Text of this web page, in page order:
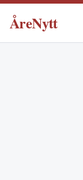
ÅreNytt